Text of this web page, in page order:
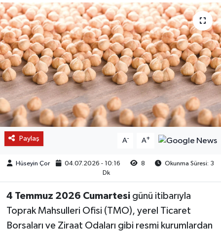
Paylaş A- A+
Hüseyin Çor 04.07.2026 - 10:16 8
Okunma Süresi: 3
Dk
4 Temmuz 2026 Cumartesigünü itibarıyla
Toprak Mahsulleri Ofisi (TMO), yerel Ticaret
Borsaları ve Ziraat Odaları gibi resmi kurumlardan